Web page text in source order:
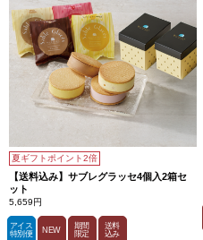
夏ギフトポイント2倍
【送料込み】サブレグラッセ4個入2箱セ
ット
5,659円
アイス
特別便
NEW
期間
限定
送料
込み